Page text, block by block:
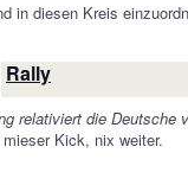
in diesen Kreis
Rally
relativiert die Deutsche
Kick, nix weiter.